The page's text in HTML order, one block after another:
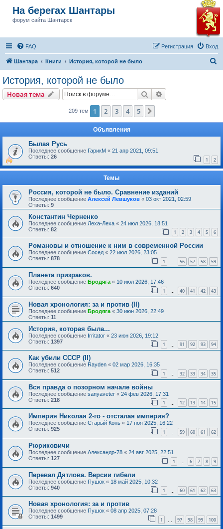
На берегах Шантары
форум сайта Шантарск
FAQ Вход
Регистрация
Шантара Книги История, которой не было
История, которой не было
Новая тема Поиск
209 тем 1 2 3 4 5
Объявления
Былая Русь
Последнее сообщение ГарикМ « 21 апр 2021, 09:51
Ответы: 26 1 2
Темы
Россия, которой не было. Сравнение изданий
Последнее сообщение Алексей Левшуков « 03 окт 2021, 02:59
Ответы: 9
Константин Черненко
Последнее сообщение Леха-Леха « 24 июл 2026, 18:51
Ответы: 82 1 2 3 4 5 6
Романовы и отношение к ним в современной России
Последнее сообщение Сосед « 22 июл 2026, 23:05
Ответы: 878 1 … 56 57 58 59
Планета призраков.
Последнее сообщение Бродяга « 10 июл 2026, 17:46
Ответы: 640 1 … 40 41 42 43
Новая хронология: за и против (II)
Последнее сообщение Бродяга « 30 июн 2026, 22:49
Ответы: 11
История, которая была...
Последнее сообщение Irritator « 23 июн 2026, 19:12
Ответы: 1397 1 91 92 93 94
Как убили СССР (II)
Последнее сообщение Rayden « 02 мар 2026, 16:35
Ответы: 512 1 … 32 33 34 35
Вся правда о позорном начале войны
Последнее сообщение sanyaveter « 24 фев 2026, 17:31
Ответы: 218 1 12 13 14 15
Империя Николая 2-го - отсталая империя?
Последнее сообщение Старый Конь « 17 ноя 2025, 16:22
Ответы: 925 1 59 60 61 62
Рюриковичи
Последнее сообщение Александр-78 « 24 авг 2025, 22:51
Ответы: 127 1 … 6 7 8 9
Перевал Дятлова. Версии гибели
Последнее сообщение Пушок « 18 май 2025, 10:32
Ответы: 940 1 60 61 62 63
Новая хронология: за и против
Последнее сообщение Пушок « 08 апр 2025, 07:28
Ответы: 1499 1 97 98 99 100